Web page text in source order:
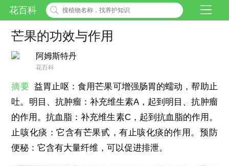
花百科
芒果的功效与作用
阿姆斯特丹
花百科
摘要 益胃止呕：食用芒果可增强肠胃的蠕动，帮助止
吐。明目、抗肿瘤：补充维生素A，起到明目、抗肿瘤
的作用。抗血脂：补充维生素C，起到抗血脂的作用。
止咳化痰：它含有芒果甙，有止咳化痰的作用。预防
便秘：它含有大量纤维，可以促进排泄。